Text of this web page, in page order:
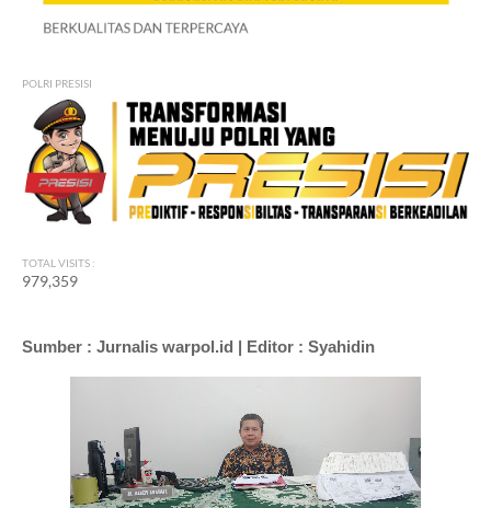
POLRI PRESISI
TOTAL VISITS :
979,359
Sumber : Jurnalis warpol.id | Editor : Syahidin